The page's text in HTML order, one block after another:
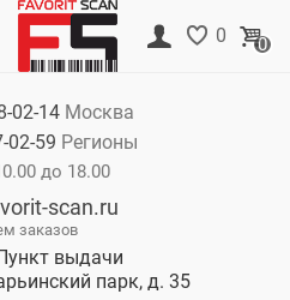
0 0
02-14 Москва
02-59 Регионы
до 18.00
scan.ru
заказов
выдачи
парк, д. 35
Корзина
товаров